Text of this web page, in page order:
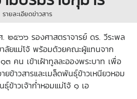
รายละเอียดข่าวสาร
๒๕๖๖ รองศาสตราจารย์ ดร. วีระพล
ลัยแม่โจ้ พร้อมด้วยคณะผู้แทนจาก
๓ คน เข้าเฝ้าทูลละอองพระบาท เพื่อ
ข้าวสารและเมล็ดพันธุ์ข้าวเหนียวหอม
ข้าวเจ้าก่ำหอมแม่โจ้ ๑ เอ